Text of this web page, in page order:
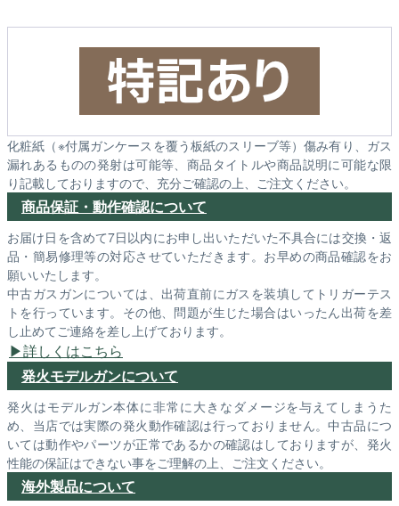
化粧紙（※付属ガンケースを覆う板紙のスリーブ等）傷み有り、ガス
漏れあるものの発射は可能等、商品タイトルや商品説明に可能な限
り記載しておりますので、充分ご確認の上、ご注文ください。
商品保証・動作確認について
お届け日を含めて7日以内にお申し出いただいた不具合には交換・返
品・簡易修理等の対応させていただきます。お早めの商品確認をお
願いいたします。
中古ガスガンについては、出荷直前にガスを装填してトリガーテス
トを行っています。その他、問題が生じた場合はいったん出荷を差
し止めてご連絡を差し上げております。
詳しくはこちら
発火モデルガンについて
発火はモデルガン本体に非常に大きなダメージを与えてしまうた
め、当店では実際の発火動作確認は行っておりません。中古品につ
いては動作やパーツが正常であるかの確認はしておりますが、発火
性能の保証はできない事をご理解の上、ご注文ください。
海外製品について